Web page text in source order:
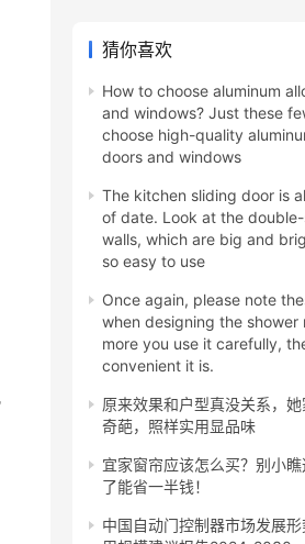
猜你喜欢
How to choose aluminum
and windows? Just these
choose high-quality
doors and windows
The kitchen sliding door is
of date. Look at the
walls, which are big and
so easy to use
Once again, please note
when designing the shower
more you use it carefully,
convenient it is.
原来效果和户型真没关系，
奇葩，照样实用显品味
宜家窗帘应该怎么买？别小
了能省一半钱！
中国自动门控制器市场发展